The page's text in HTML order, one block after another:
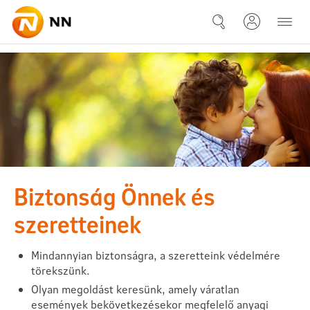
Ugrás a fő tartalomhoz
Amulett életbiztosítás
Biztonság Önnek és
szeretteinek
Mindannyian biztonságra, a szeretteink védelmére
törekszünk.
Olyan megoldást keresünk, amely váratlan
események bekövetkezésekor megfelelő anyagi